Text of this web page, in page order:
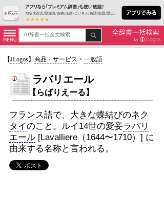
【JLogos】 商品・サービス > 一般語
ラバリエール
【らばりえーる】
フランス語で、 大きな蝶結びのネク
タイのこと。ルイ14世の愛妾ラバリ
エール[Lavalliere（1644〜1710）] に
由来する名称と言われる。